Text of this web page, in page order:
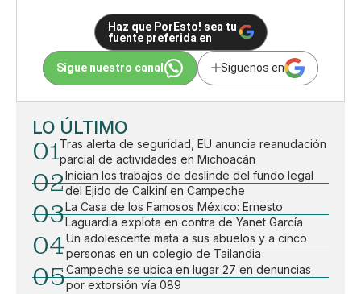
Haz que PorEsto! sea tu
fuente preferida en
Sigue nuestro canal Síguenos en
LO ÚLTIMO
01Tras alerta de seguridad, EU anuncia reanudación
parcial de actividades en Michoacán
02Inician los trabajos de deslinde del fundo legal
del Ejido de Calkiní en Campeche
03La Casa de los Famosos México: Ernesto
Laguardia explota en contra de Yanet García
04Un adolescente mata a sus abuelos y a cinco
personas en un colegio de Tailandia
05Campeche se ubica en lugar 27 en denuncias
por extorsión vía 089